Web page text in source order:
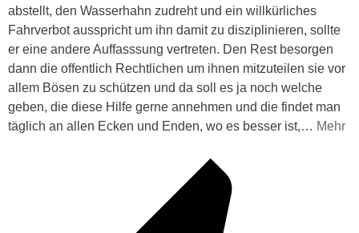
abstellt, den Wasserhahn zudreht und ein willkürliches
Fahrverbot ausspricht um ihn damit zu disziplinieren, sollte
er eine andere Auffasssung vertreten. Den Rest besorgen
dann die offentlich Rechtlichen um ihnen mitzuteilen sie vor
allem Bösen zu schützen und da soll es ja noch welche
geben, die diese Hilfe gerne annehmen und die findet man
täglich an allen Ecken und Enden, wo es besser ist,… Mehr